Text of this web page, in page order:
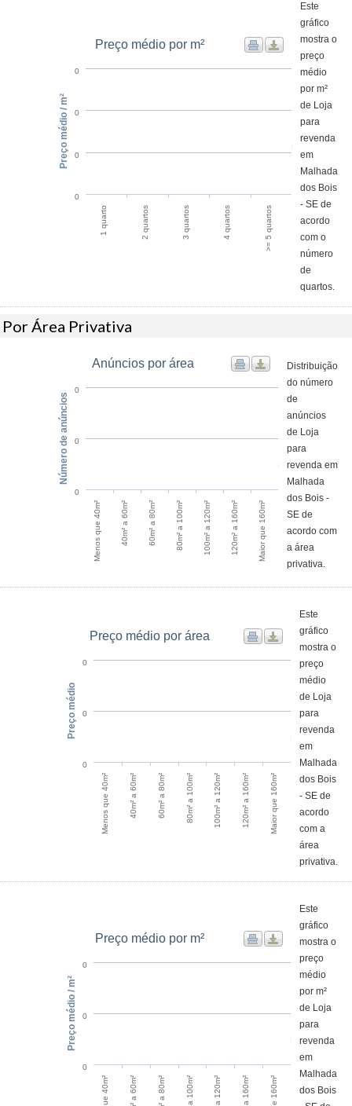
Preço médio por m²
1 quarto 2 quartos 3 quartos 4 quartos >= 5 quartos
0
0
0
0
Preço médio / m²
Este
gráfico
mostra o
preço
médio
por m²
de Loja
para
revenda
em
Malhada
dos Bois
- SE de
acordo
com o
número
de
quartos.
Por Área Privativa
Anúncios por área
Menos que 40m² 40m² a 60m² 60m² a 80m² 80m² a 100m² 100m² a 120m² 120m² a 160m² Maior que 160m²
0
0
0
Número de anúncios
Distribuição
do número
de
anúncios
de Loja
para
revenda em
Malhada
dos Bois -
SE de
acordo com
a área
privativa.
Preço médio por área
Menos que 40m² 40m² a 60m² 60m² a 80m² 80m² a 100m² 100m² a 120m² 120m² a 160m² Maior que 160m²
0
0
0
Preço médio
Este
gráfico
mostra o
preço
médio
de Loja
para
revenda
em
Malhada
dos Bois
- SE de
acordo
com a
área
privativa.
Preço médio por m²
0
0
0
Preço médio / m²
Este
gráfico
mostra o
preço
médio
por m²
de Loja
para
revenda
em
Malhada
dos Bois